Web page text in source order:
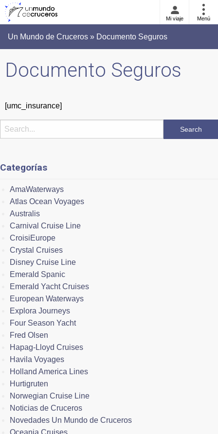
Mi viaje Menú
Un Mundo de Cruceros » Documento Seguros
Documento Seguros
[umc_insurance]
Categorías
AmaWaterways
Atlas Ocean Voyages
Australis
Carnival Cruise Line
CroisiEurope
Crystal Cruises
Disney Cruise Line
Emerald Spanic
Emerald Yacht Cruises
European Waterways
Explora Journeys
Four Season Yacht
Fred Olsen
Hapag-Lloyd Cruises
Havila Voyages
Holland America Lines
Hurtigruten
Norwegian Cruise Line
Noticias de Cruceros
Novedades Un Mundo de Cruceros
Oceania Cruises